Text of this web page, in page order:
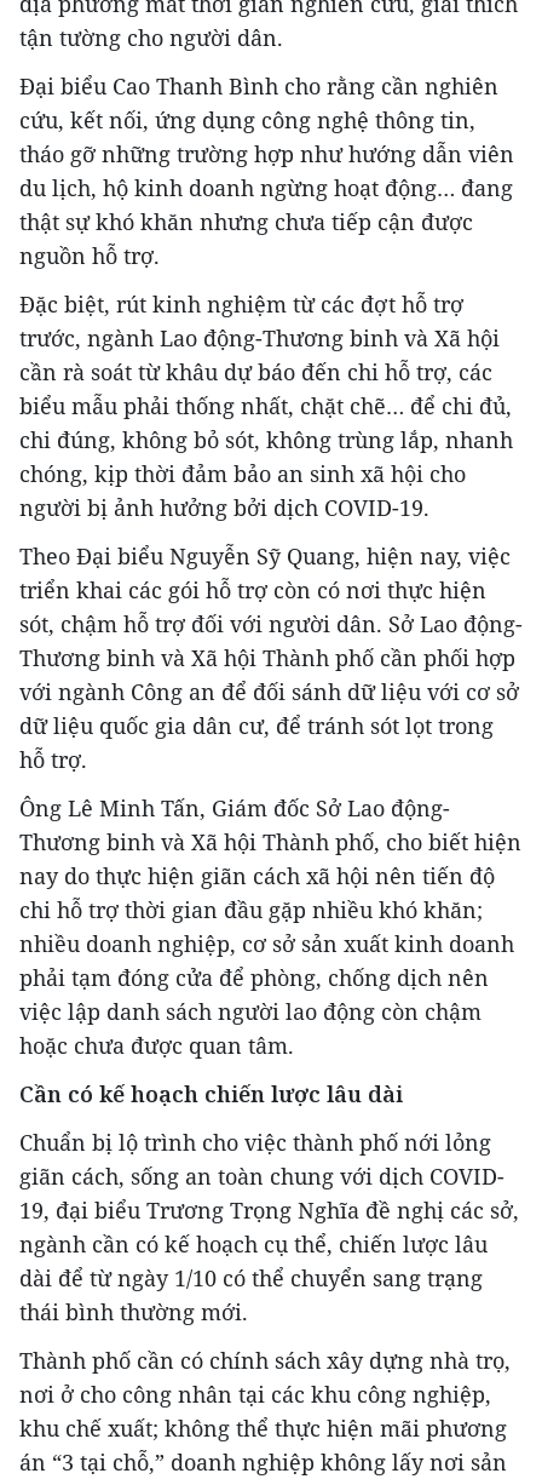
tận tường cho người dân.
Đại biểu Cao Thanh Bình cho rằng cần nghiên
cứu, kết nối, ứng dụng công nghệ thông tin,
tháo gỡ những trường hợp như hướng dẫn viên
du lịch, hộ kinh doanh ngừng hoạt động… đang
thật sự khó khăn nhưng chưa tiếp cận được
nguồn hỗ trợ.
Đặc biệt, rút kinh nghiệm từ các đợt hỗ trợ
trước, ngành Lao động-Thương binh và Xã hội
cần rà soát từ khâu dự báo đến chi hỗ trợ, các
biểu mẫu phải thống nhất, chặt chẽ… để chi đủ,
chi đúng, không bỏ sót, không trùng lắp, nhanh
chóng, kịp thời đảm bảo an sinh xã hội cho
người bị ảnh hưởng bởi dịch COVID-19.
Theo Đại biểu Nguyễn Sỹ Quang, hiện nay, việc
triển khai các gói hỗ trợ còn có nơi thực hiện
sót, chậm hỗ trợ đối với người dân. Sở Lao động-
Thương binh và Xã hội Thành phố cần phối hợp
với ngành Công an để đối sánh dữ liệu với cơ sở
dữ liệu quốc gia dân cư, để tránh sót lọt trong
hỗ trợ.
Ông Lê Minh Tấn, Giám đốc Sở Lao động-
Thương binh và Xã hội Thành phố, cho biết hiện
nay do thực hiện giãn cách xã hội nên tiến độ
chi hỗ trợ thời gian đầu gặp nhiều khó khăn;
nhiều doanh nghiệp, cơ sở sản xuất kinh doanh
phải tạm đóng cửa để phòng, chống dịch nên
việc lập danh sách người lao động còn chậm
hoặc chưa được quan tâm.
Cần có kế hoạch chiến lược lâu dài
Chuẩn bị lộ trình cho việc thành phố nới lỏng
giãn cách, sống an toàn chung với dịch COVID-
19, đại biểu Trương Trọng Nghĩa đề nghị các sở,
ngành cần có kế hoạch cụ thể, chiến lược lâu
dài để từ ngày 1/10 có thể chuyển sang trạng
thái bình thường mới.
Thành phố cần có chính sách xây dựng nhà trọ,
nơi ở cho công nhân tại các khu công nghiệp,
khu chế xuất; không thể thực hiện mãi phương
án “3 tại chỗ,” doanh nghiệp không lấy nơi sản